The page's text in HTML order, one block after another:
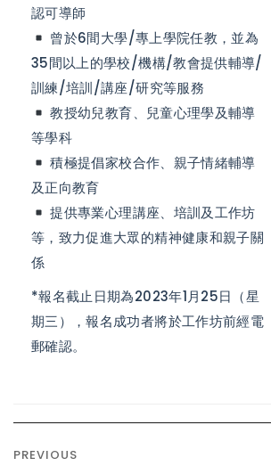
認可導師
曾於6間大學/專上學院任教，並為
35間以上的學校/機構/教會提供輔導/
訓練/培訓/講座/研究等服務
教授幼兒教育、兒童心理學及輔導
等學科
積極提倡家校合作、親子情緒輔導
及正向教育
提供專業心理講座、培訓及工作坊
等，致力促進大眾的精神健康和親子關
係
*報名截止日期為2023年1月25日（星
期三），報名成功者將於工作坊前經電
郵確認。
PREVIOUS